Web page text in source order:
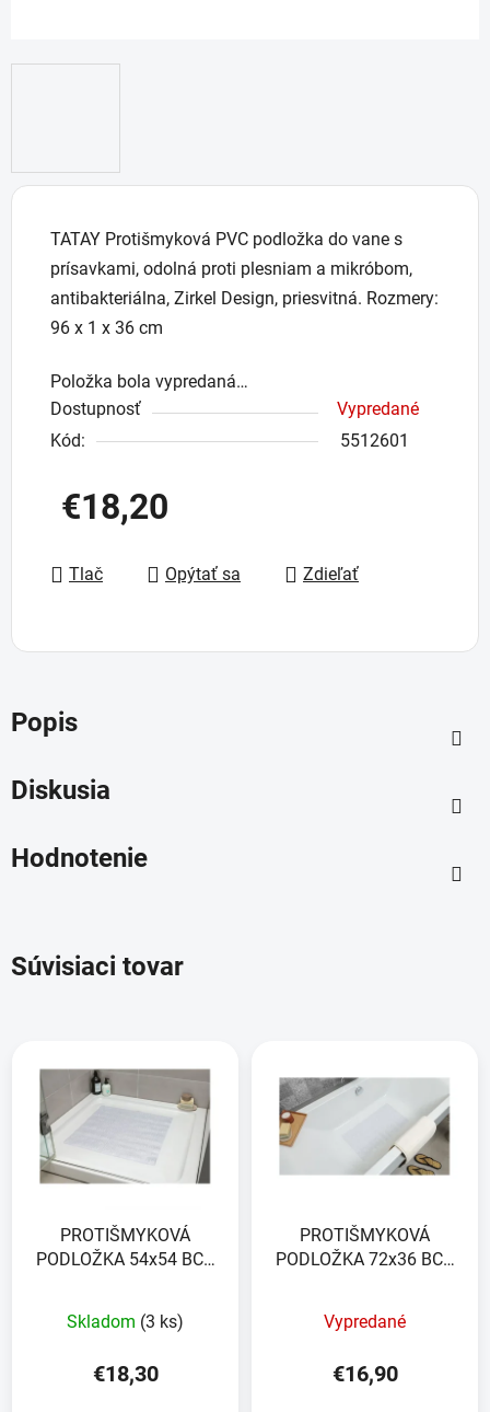
TATAY Protišmyková PVC podložka do vane s
prísavkami, odolná proti plesniam a mikróbom,
antibakteriálna, Zirkel Design, priesvitná. Rozmery:
96 x 1 x 36 cm
Položka bola vypredaná…
Dostupnosť
Vypredané
Kód:
5512601
€18,20
Tlač
Opýtať sa Zdieľať
Popis
Diskusia
Hodnotenie
Súvisiaci tovar
PROTIŠMYKOVÁ
PODLOŽKA 54x54 BCN
Skladom (3 ks)
€18,30
PROTIŠMYKOVÁ
PODLOŽKA 72x36 BCN
Vypredané
€16,90